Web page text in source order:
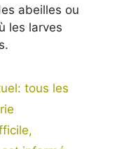
abeilles ou
les larves
tous les